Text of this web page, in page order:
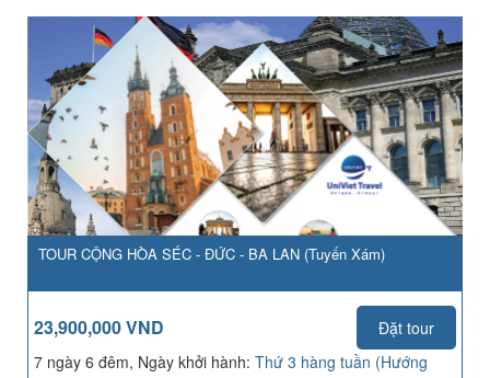
TOUR CỘNG HÒA SÉC - ĐỨC - BA LAN (Tuyến Xám)
23,900,000 VND
Đặt tour
7 ngày 6 đêm, Ngày khởi hành: Thứ 3 hàng tuần (Hướng